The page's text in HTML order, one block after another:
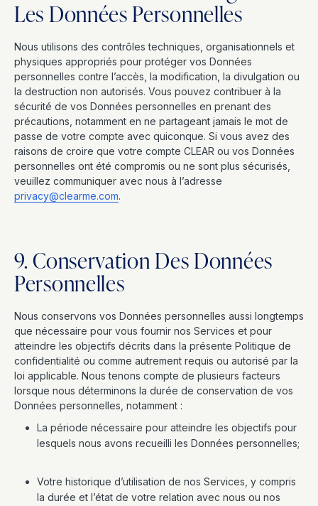
Les Données Personnelles
Nous utilisons des contrôles techniques, organisationnels et
physiques appropriés pour protéger vos Données
personnelles contre l’accès, la modification, la divulgation ou
la destruction non autorisés. Vous pouvez contribuer à la
sécurité de vos Données personnelles en prenant des
précautions, notamment en ne partageant jamais le mot de
passe de votre compte avec quiconque. Si vous avez des
raisons de croire que votre compte CLEAR ou vos Données
personnelles ont été compromis ou ne sont plus sécurisés,
veuillez communiquer avec nous à l’adresse
privacy@clearme.com.
9. Conservation Des Données
Personnelles
Nous conservons vos Données personnelles aussi longtemps
que nécessaire pour vous fournir nos Services et pour
atteindre les objectifs décrits dans la présente Politique de
confidentialité ou comme autrement requis ou autorisé par la
loi applicable. Nous tenons compte de plusieurs facteurs
lorsque nous déterminons la durée de conservation de vos
Données personnelles, notamment :
La période nécessaire pour atteindre les objectifs pour
lesquels nous avons recueilli les Données personnelles;
Votre historique d’utilisation de nos Services, y compris
la durée et l’état de votre relation avec nous ou nos